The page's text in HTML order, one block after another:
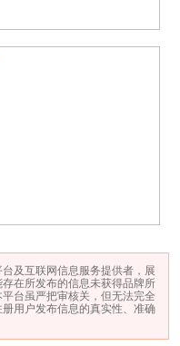
及互联网信息服务提供者，展
在所发布的信息未获得品牌所
台虽严把审核关，但无法完全
用户发布信息的真实性、准确